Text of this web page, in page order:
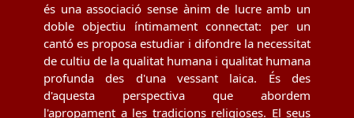
és una associació sense ànim de lucre amb un
doble objectiu íntimament connectat: per un
cantó es proposa estudiar i difondre la necessitat
de cultiu de la qualitat humana i qualitat humana
profunda des d'una vessant laica. És des
d'aquesta perspectiva que abordem
l'apropament a les tradicions religioses. El seus